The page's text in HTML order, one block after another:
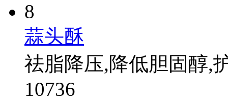
8
蒜头酥
祛脂降压,降低胆固醇,
10736